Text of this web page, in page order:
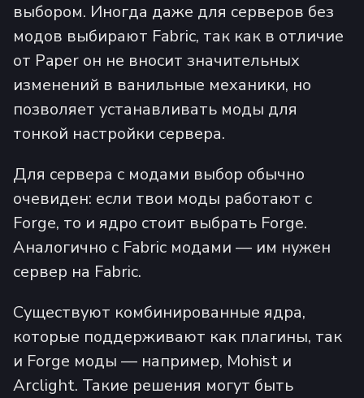
выбором. Иногда даже для серверов без
модов выбирают Fabric, так как в отличие
от Paper он не вносит значительных
изменений в ванильные механики, но
позволяет устанавливать моды для
тонкой настройки сервера.
Для сервера с модами выбор обычно
очевиден: если твои моды работают с
Forge, то и ядро стоит выбрать Forge.
Аналогично с Fabric модами — им нужен
сервер на Fabric.
Существуют комбинированные ядра,
которые поддерживают как плагины, так
и Forge моды — например, Mohist и
Arclight. Такие решения могут быть